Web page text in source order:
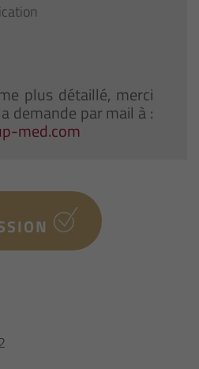
plus détaillé, merci
demande par mail à :
med.com